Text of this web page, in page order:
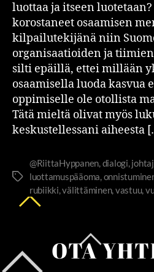
luottaa ja itseen
korostaneet osaamisen
kilpailutekijänä niin
organisaatioiden ja
silti epäillä, ettei millään
osaamisella luoda kasvua
oppimiselle ole otollista
Tätä mieltä olivat myös
keskustellessani aiheesta
@RiittaHyppanen,dialogi,
luottamuspääoma,
rubiikki,välittäminen,vastuu,
OTA